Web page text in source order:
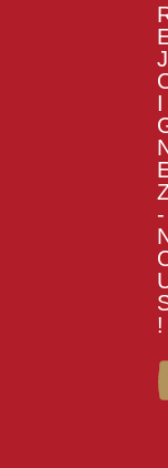
J
I
-
!